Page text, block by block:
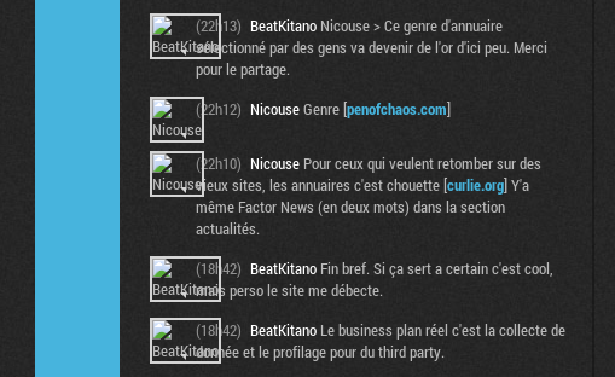
(22h13) BeatKitano Nicouse > Ce genre d'annuaire
sélectionné par des gens va devenir de l'or d'ici peu. Merci
pour le partage.
(22h12) NicouseGenre [penofchaos.com]
(22h10) Nicouse Pour ceux qui veulent retomber sur des
vieux sites, les annuaires c'est chouette [curlie.org] Y'a
même Factor News (en deux mots) dans la section
actualités.
(18h42) BeatKitano Fin bref. Si ça sert a certain c'est cool,
mais perso le site me débecte.
(18h42) BeatKitano Le business plan réel c'est la collecte de
donnée et le profilage pour du third party.